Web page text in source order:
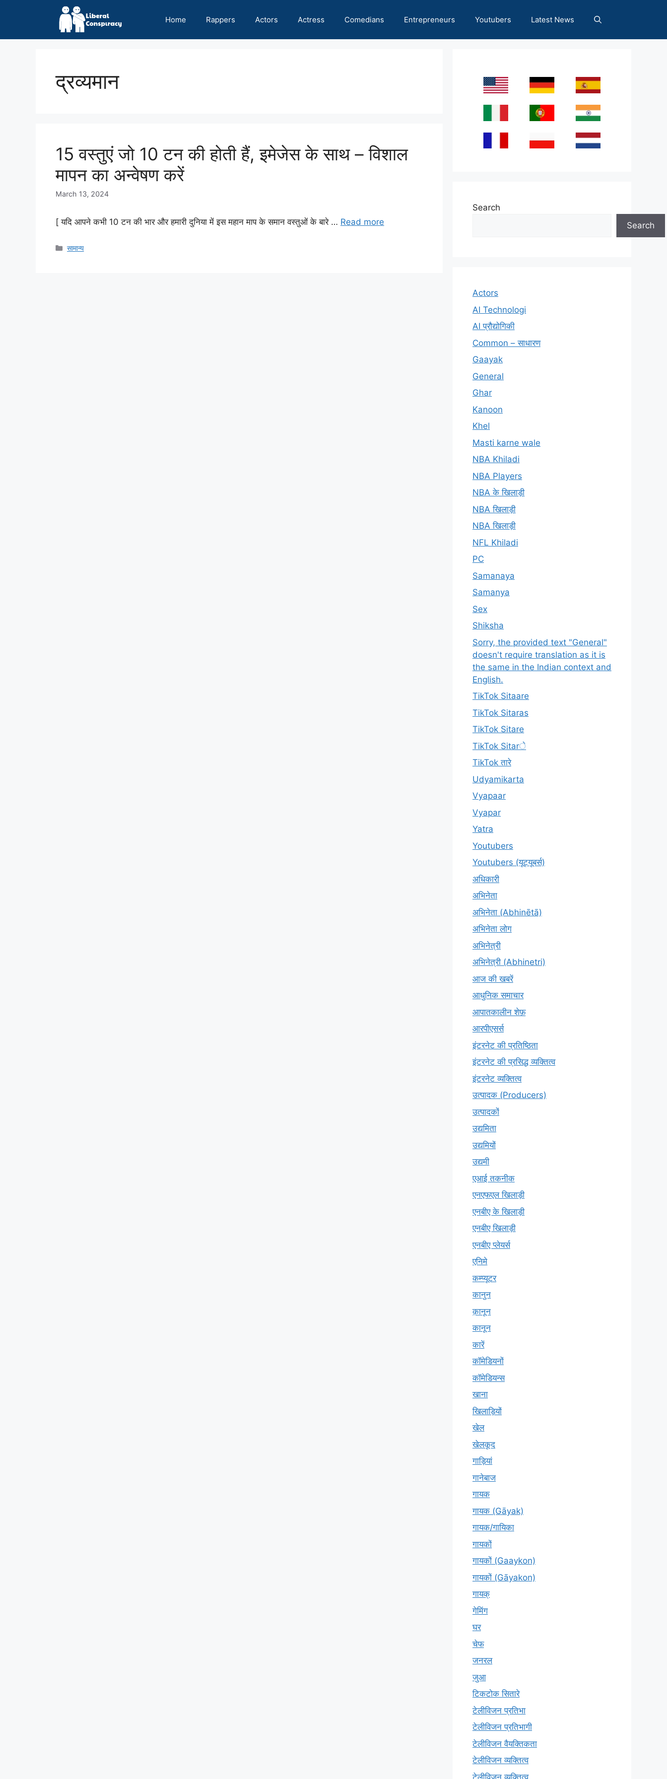
Home Rappers Actors Actress Comedians Entrepreneurs Youtubers Latest News
द्रव्यमान
15 वस्तुएं जो 10 टन की होती हैं, इमेजेस के साथ – विशाल
मापन का अन्वेषण करें
March 13, 2024
[ यदि आपने कभी 10 टन की भार और हमारी दुनिया में इस महान माप के समान वस्तुओं के बारे … Read more
Categories
सामान्य
Search
Search
Actors
AI Technologi
AI प्रौद्योगिकी
Common – साधारण
Gaayak
General
Ghar
Kanoon
Khel
Masti karne wale
NBA Khiladi
NBA Players
NBA के खिलाड़ी
NBA खिलाड़ी
NBA खिलाड़ी
NFL Khiladi
PC
Samanaya
Samanya
Sex
Shiksha
Sorry, the provided text "General"
doesn't require translation as it is
the same in the Indian context and
English.
TikTok Sitaare
TikTok Sitaras
TikTok Sitare
TikTok Sitarे
TikTok तारे
Udyamikarta
Vyapaar
Vyapar
Yatra
Youtubers
Youtubers (यूट्यूबर्स)
अधिकारी
अभिनेता
अभिनेता (Abhinētā)
अभिनेता लोग
अभिनेत्री
अभिनेत्री (Abhinetri)
आज की खबरें
आधुनिक समाचार
आपातकालीन शेफ़
आरपीएसर्स
इंटरनेट की प्रतिष्ठिता
इंटरनेट की प्रसिद्ध व्यक्तित्व
इंटरनेट व्यक्तित्व
उत्पादक (Producers)
उत्पादकों
उद्यमिता
उद्यमियों
उद्यमी
एआई तकनीक
एनएफएल खिलाड़ी
एनबीए के खिलाड़ी
एनबीए खिलाड़ी
एनबीए प्लेयर्स
एनिमे
कम्प्यूटर
कानुन
क़ानून
कानून
कारें
कॉमेडियनों
कॉमेडियन्स
खाना
खिलाड़ियों
खेल
खेलकूद
गाड़ियां
गानेबाज
गायक
गायक (Gāyak)
गायक/गायिका
गायकों
गायकों (Gaaykon)
गायकों (Gāyakon)
गायक्
गेमिंग
घर
चेफ
जनरल
जुआ
टिकटोक सितारे
टेलीविजन प्रतिभा
टेलीविजन प्रतिभागी
टेलीविजन वैयक्तिकता
टेलीविजन व्यक्तित्व
टेलीविज़न व्यक्तित्व